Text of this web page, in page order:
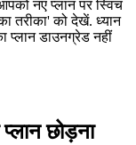
नए प्लान पर स्विच
तरीका' को देखें. ध्यान
प्लान डाउनग्रेड नहीं
छोड़ना